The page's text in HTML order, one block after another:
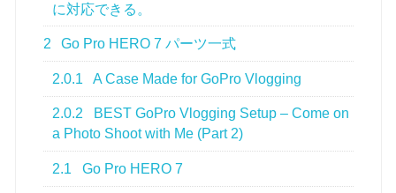
に対応できる。
2 Go Pro HERO 7 パーツ一式
2.0.1 A Case Made for GoPro Vlogging
2.0.2
BEST GoPro Vlogging Setup – Come on
a Photo Shoot with Me (Part 2)
2.1 Go Pro HERO 7